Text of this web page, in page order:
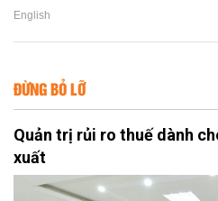
English
ĐỪNG BỎ LỠ
Quản trị rủi ro thuế dành
xuất